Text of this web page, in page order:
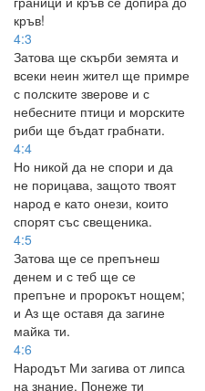
кръв!
4:3
Затова ще скърби земята и
всеки неин жител ще примре
с полските зверове и с
небесните птици и морските
риби ще бъдат грабнати.
4:4
Но никой да не спори и да
не порицава, защото твоят
народ е като онези, които
спорят със свещеника.
4:5
Затова ще се препънеш
денем и с теб ще се
препъне и пророкът нощем;
и Аз ще оставя да загине
майка ти.
4:6
Народът Ми загива от липса
на знание. Понеже ти